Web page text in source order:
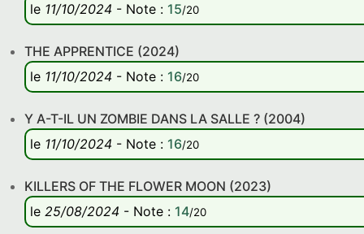
le 11/10/2024 - Note : 15/20
THE APPRENTICE (2024)
le 11/10/2024 - Note : 16/20
Y A-T-IL UN ZOMBIE DANS LA SALLE ? (2004)
le 11/10/2024 - Note : 16/20
KILLERS OF THE FLOWER MOON (2023)
le 25/08/2024 - Note : 14/20